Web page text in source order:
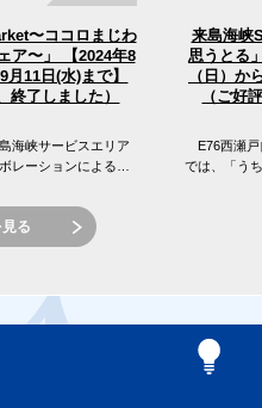
〜ココロまじわ
ア〜」 【2024年8
11日(水)まで】
終了しました）
海峡サービスエリア
レーションによる
催...
来島海峡
思うとる
（日）か
（ご好
E76西瀬戸
では、「う
る